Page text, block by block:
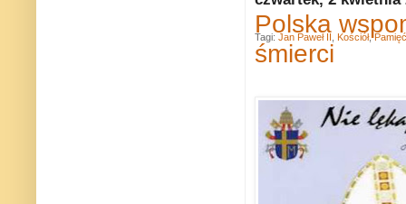
Polska
śmierci
Tagi: Jan Paweł II Kościół,Pamięć